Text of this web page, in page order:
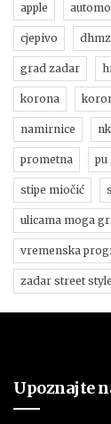
apple
cjepivo dhmz
grad zadar
korona
namirnice
prometna pu
stipe miočić
ulicama moga
vremenska
zadar street style
Upoznajte